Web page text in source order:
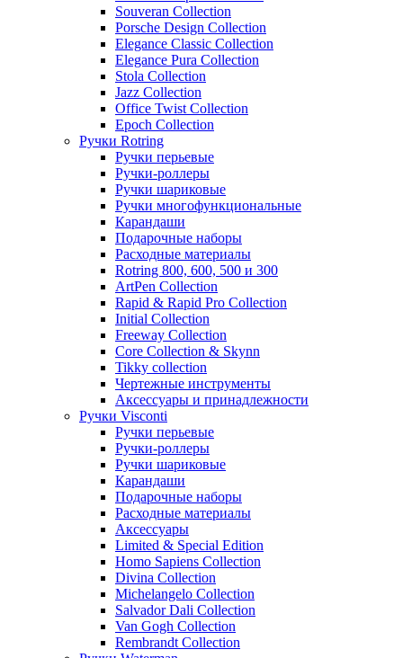
Souveran Collection
Porsche Design Collection
Elegance Classic Collection
Elegance Pura Collection
Stola Collection
Jazz Collection
Office Twist Collection
Epoch Collection
Ручки Rotring
Ручки перьевые
Ручки-роллеры
Ручки шариковые
Ручки многофункциональные
Карандаши
Подарочные наборы
Расходные материалы
Rotring 800, 600, 500 и 300
ArtPen Collection
Rapid & Rapid Pro Collection
Initial Collection
Freeway Collection
Core Collection & Skynn
Tikky collection
Чертежные инструменты
Аксессуары и принадлежности
Ручки Visconti
Ручки перьевые
Ручки-роллеры
Ручки шариковые
Карандаши
Подарочные наборы
Расходные материалы
Аксессуары
Limited & Special Edition
Homo Sapiens Collection
Divina Collection
Michelangelo Collection
Salvador Dali Collection
Van Gogh Collection
Rembrandt Collection